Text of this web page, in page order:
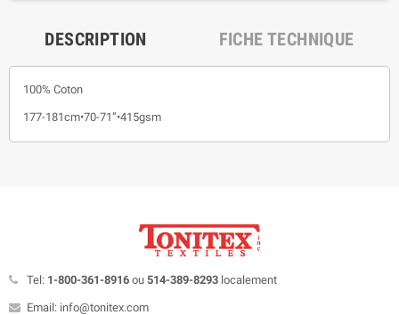
DESCRIPTION FICHE TECHNIQUE
100% Coton
177-181cm•70-71”•415gsm
Tel: 1-800-361-8916 ou 514-389-8293 localement
Email: info@tonitex.com